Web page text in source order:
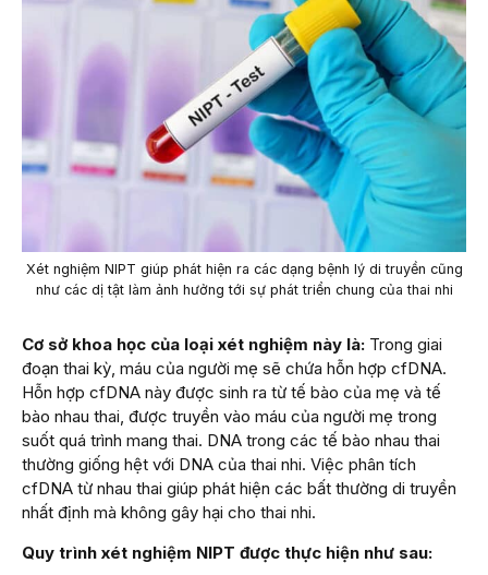
Xét nghiệm NIPT giúp phát hiện ra các dạng bệnh lý di truyền cũng
như các dị tật làm ảnh hưởng tới sự phát triển chung của thai nhi
Cơ sở khoa học của loại xét nghiệm này là: Trong giai
đoạn thai kỳ, máu của người mẹ sẽ chứa hỗn hợp cfDNA.
Hỗn hợp cfDNA này được sinh ra từ tế bào của mẹ và tế
bào nhau thai, được truyền vào máu của người mẹ trong
suốt quá trình mang thai. DNA trong các tế bào nhau thai
thường giống hệt với DNA của thai nhi. Việc phân tích
cfDNA từ nhau thai giúp phát hiện các bất thường di truyền
nhất định mà không gây hại cho thai nhi.
Quy trình xét nghiệm NIPT được thực hiện như sau: